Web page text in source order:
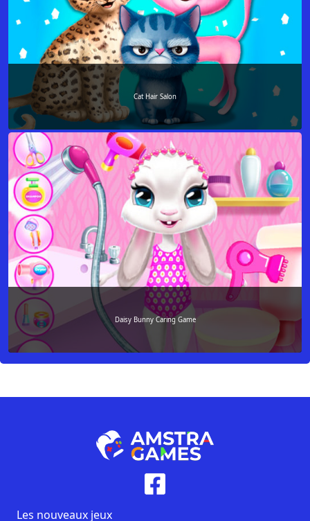
Cat Hair Salon
Daisy Bunny Caring Game
Les nouveaux jeux